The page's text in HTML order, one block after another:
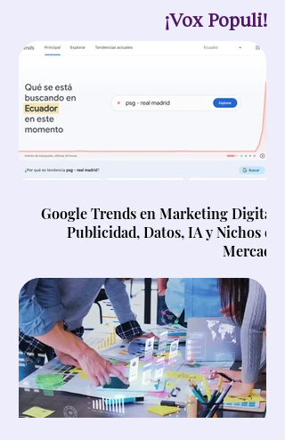
¡Vox Populi!
Google Trends en Marketing Digital,
Publicidad, Datos, IA y Nichos de
Mercado